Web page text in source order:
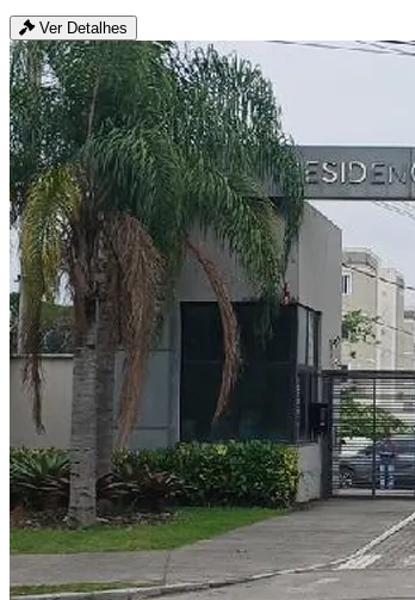
Ver Detalhes